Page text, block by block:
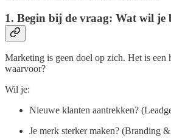
1. Begin bij de vraag: Wat wil je
Marketing is geen doel op zich. Het is een
waarvoor?
Wil je:
Nieuwe klanten aantrekken?
Je merk sterker maken? (Branding